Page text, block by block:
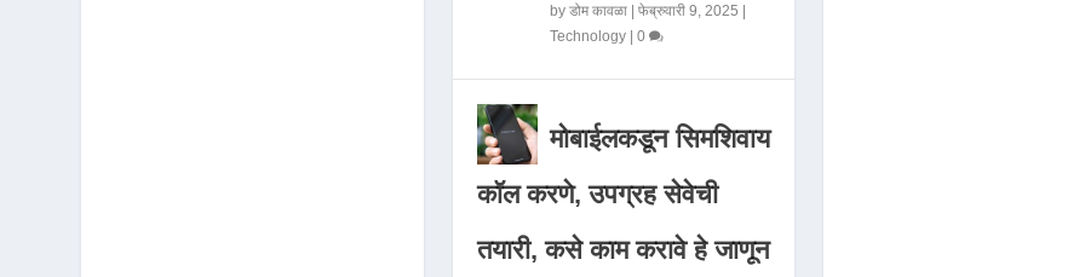
by डोम कावळा| फेब्रुवारी 9, 2025 |
Technology| 0
मोबाईलकडून सिमशिवाय
कॉल करणे, उपग्रह सेवेची
तयारी, कसे काम करावे हे जाणून